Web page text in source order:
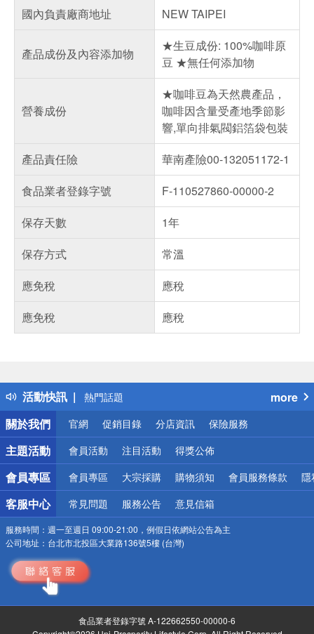
國內負責廠商地址
NEW TAIPEI
產品成份及內容添加物
★生豆成份: 100%咖啡原
豆 ★無任何添加物
營養成份
★咖啡豆為天然農產品，
咖啡因含量受產地季節影
響,單向排氣閥鋁箔袋包裝
產品責任險
華南產險00-132051172-1
食品業者登錄字號
F-110527860-00000-2
保存天數
1年
保存方式
常溫
應免稅
應稅
應免稅
應稅
活動快訊
得獎公告
熱門話題
銀行優惠
偏遠地區配送
詐騙網頁！請小心！
more
關於我們
官網 促銷目錄 分店資訊 保險服務
主題活動 會員活動 注目活動 得獎公佈
會員專區 會員專區 大宗採購 購物須知 會員服務條款 隱
客服中心 常見問題 服務公告 意見信箱
服務時間： 週一至週日 09:00-21:00，例假日依網站公告為主
公司地址： 台北市北投區大業路136號5樓 (台灣)
食品業者登錄字號 A-122662550-00000-6